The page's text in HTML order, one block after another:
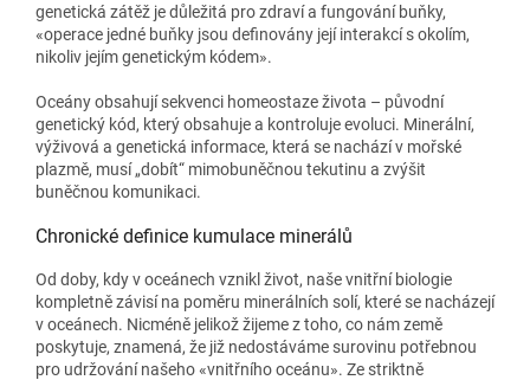
genetická zátěž je důležitá pro zdraví a fungování buňky,
«operace jedné buňky jsou definovány její interakcí s okolím,
nikoliv jejím genetickým kódem».
Oceány obsahují sekvenci homeostaze života – původní
genetický kód, který obsahuje a kontroluje evoluci. Minerální,
výživová a genetická informace, která se nachází v mořské
plazmě, musí „dobít“ mimobuněčnou tekutinu a zvýšit
buněčnou komunikaci.
Chronické definice kumulace minerálů
Od doby, kdy v oceánech vznikl život, naše vnitřní biologie
kompletně závisí na poměru minerálních solí, které se nacházejí
v oceánech. Nicméně jelikož žijeme z toho, co nám země
poskytuje, znamená, že již nedostáváme surovinu potřebnou
pro udržování našeho «vnitřního oceánu». Ze striktně